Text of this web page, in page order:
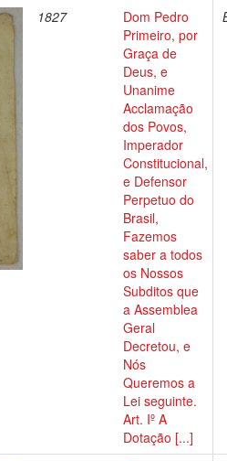
1827
Dom Pedro
Primeiro, por
Graça de
Deus, e
Unanime
Acclamação
dos Povos,
Imperador
Constitucional,
e Defensor
Perpetuo do
Brasil,
Fazemos
saber a todos
os Nossos
Subditos que
a Assemblea
Geral
Decretou, e
Nós
Queremos a
Lei seguinte.
Art. Iº A
Dotação [...]